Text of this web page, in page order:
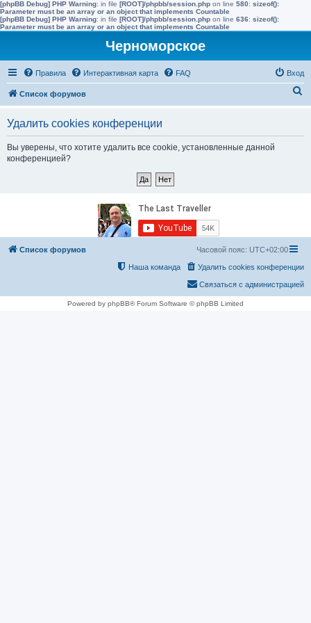
[phpBB Debug] PHP Warning: in file [ROOT]/phpbb/session.php on line 580: sizeof():
Parameter must be an array or an object that implements Countable
[phpBB Debug] PHP Warning: in file [ROOT]/phpbb/session.php on line 636: sizeof():
Parameter must be an array or an object that implements Countable
Черноморское
Правила Интерактивная карта FAQ Вход
Список форумов
Удалить cookies конференции
Вы уверены, что хотите удалить все cookie, установленные данной
конференцией?
Список форумов Часовой пояс: UTC+02:00
Удалить cookies конференции
Наша команда
Связаться с администрацией
Powered by phpBB® Forum Software © phpBB Limited